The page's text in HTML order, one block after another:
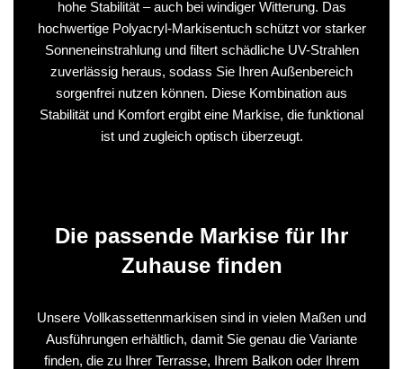
hohe Stabilität – auch bei windiger Witterung. Das
hochwertige Polyacryl-Markisentuch schützt vor starker
Sonneneinstrahlung und filtert schädliche UV-Strahlen
zuverlässig heraus, sodass Sie Ihren Außenbereich
sorgenfrei nutzen können. Diese Kombination aus
Stabilität und Komfort ergibt eine Markise, die funktional
ist und zugleich optisch überzeugt.
Die passende Markise für Ihr
Zuhause finden
Unsere Vollkassettenmarkisen sind in vielen Maßen und
Ausführungen erhältlich, damit Sie genau die Variante
finden, die zu Ihrer Terrasse, Ihrem Balkon oder Ihrem